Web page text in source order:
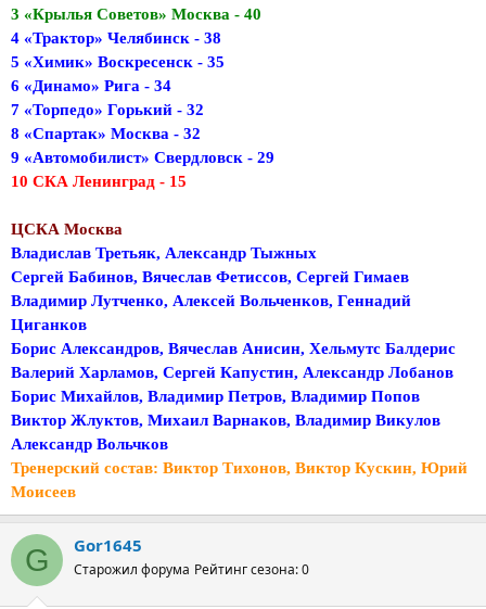
3 «Крылья Советов» Москва - 40
4 «Трактор» Челябинск - 38
5 «Химик» Воскресенск - 35
6 «Динамо» Рига - 34
7 «Торпедо» Горький - 32
8 «Спартак» Москва - 32
9 «Автомобилист» Свердловск - 29
10 СКА Ленинград - 15
ЦСКА Москва
Владислав Третьяк, Александр Тыжных
Сергей Бабинов, Вячеслав Фетиссов, Сергей Гимаев
Владимир Лутченко, Алексей Вольченков, Геннадий
Циганков
Борис Александров, Вячеслав Анисин, Хельмутс Балдерис
Валерий Харламов, Сергей Капустин, Александр Лобанов
Борис Михайлов, Владимир Петров, Владимир Попов
Виктор Жлуктов, Михаил Варнаков, Владимир Викулов
Александр Вольчков
Тренерский состав: Виктор Тихонов, Виктор Кускин, Юрий
Моисеев
G Gor1645
Старожил форума Рейтинг сезона: 0